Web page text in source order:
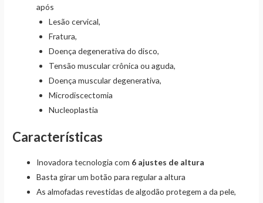
após
Lesão cervical,
Fratura,
Doença degenerativa do disco,
Tensão muscular crônica ou aguda,
Doença muscular degenerativa,
Microdiscectomia
Nucleoplastia
Características
Inovadora tecnologia com 6 ajustes de altura
Basta girar um botão para regular a altura
As almofadas revestidas de algodão protegem a da pele,